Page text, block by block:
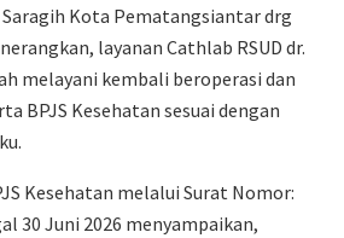
Kota Pematangsiantar drg
layanan Cathlab RSUD dr.
melayani kembali beroperasi dan
BPJS Kesehatan sesuai dengan
Kesehatan melalui Surat Nomor:
30 Juni 2026 menyampaikan,